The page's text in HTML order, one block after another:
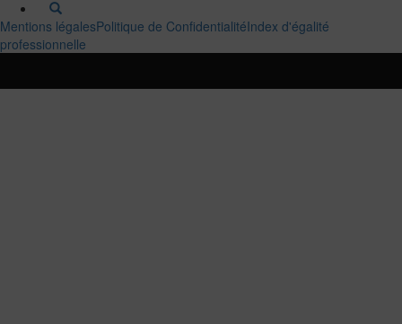
Mentions légalesPolitique de ConfidentialitéIndex d'égalité
professionnelle